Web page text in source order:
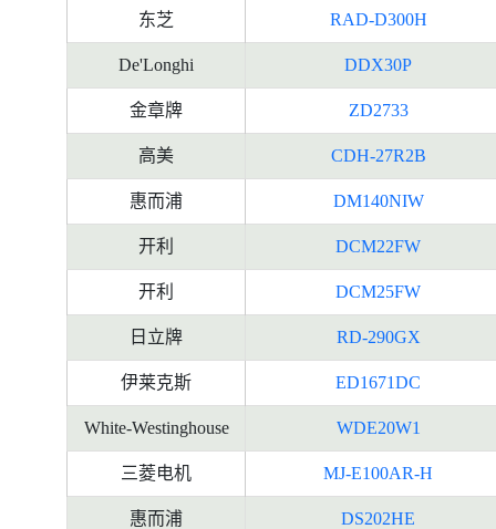
东芝 RAD-D300H
De'Longhi DDX30P
金章牌 ZD2733
高美 CDH-27R2B
惠而浦 DM140NIW
开利 DCM22FW
开利 DCM25FW
日立牌 RD-290GX
伊莱克斯 ED1671DC
White-Westinghouse WDE20W1
三菱电机 MJ-E100AR-H
惠而浦 DS202HE